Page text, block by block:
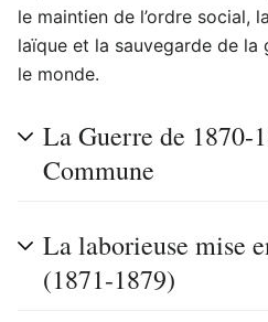
le maintien de l’ordre social,
laïque et la sauvegarde de la
le monde.
La Guerre de 1870-
Commune
La laborieuse mise
(1871-1879)